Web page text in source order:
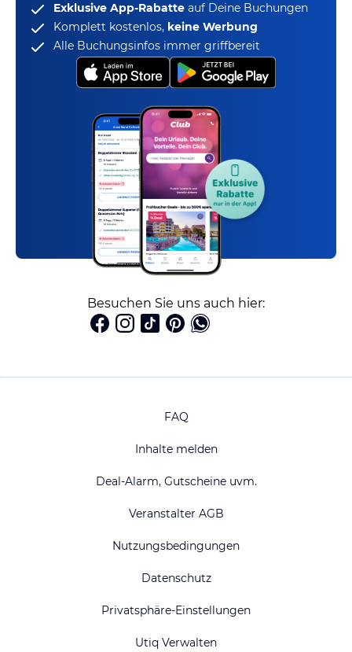
Exklusive App-Rabatte auf Deine Buchungen
Komplett kostenlos, keine Werbung
Alle Buchungsinfos immer griffbereit
Besuchen Sie uns auch hier:
FAQ
Inhalte melden
Deal-Alarm, Gutscheine uvm.
Veranstalter AGB
Nutzungsbedingungen
Datenschutz
Privatsphäre-Einstellungen
Utiq Verwalten